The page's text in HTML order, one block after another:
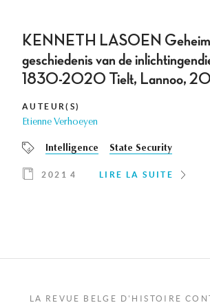
KENNETH LASOEN Geheim
geschiedenis van de
1830-2020 Tielt, Lannoo,
AUTEUR(S)
Etienne Verhoeyen
Intelligence State Security
2021 4 LIRE LA SUITE
LA REVUE BELGE D'HISTOIRE